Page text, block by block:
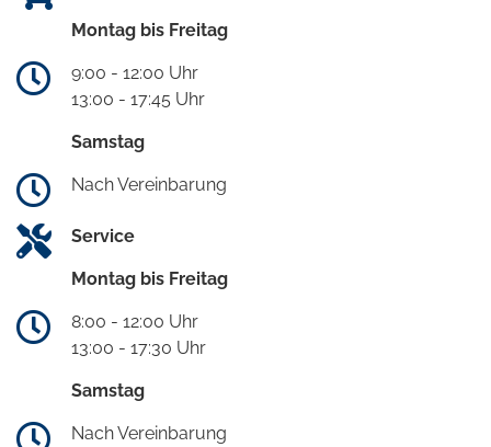
Montag bis Freitag
9:00 - 12:00 Uhr
13:00 - 17:45 Uhr
Samstag
Nach Vereinbarung
Service
Montag bis Freitag
8:00 - 12:00 Uhr
13:00 - 17:30 Uhr
Samstag
Nach Vereinbarung